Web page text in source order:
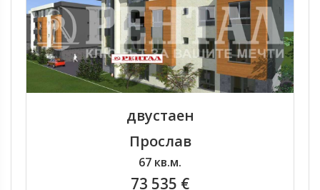
двустаен
Прослав
67 кв.м.
73 535 €